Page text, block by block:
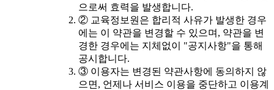
으로써 효력을 발생합니다.
② 교육정보원은 합리적 사유가 발생한 경우
에는 이 약관을 변경할 수 있으며, 약관을 변
경한 경우에는 지체없이 "공지사항"을 통해
공시합니다.
③ 이용자는 변경된 약관사항에 동의하지 않
으면, 언제나 서비스 이용을 중단하고 이용계